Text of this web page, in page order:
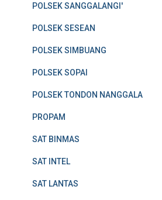
POLSEK SANGGALANGI'
POLSEK SESEAN
POLSEK SIMBUANG
POLSEK SOPAI
POLSEK TONDON NANGGALA
PROPAM
SAT BINMAS
SAT INTEL
SAT LANTAS